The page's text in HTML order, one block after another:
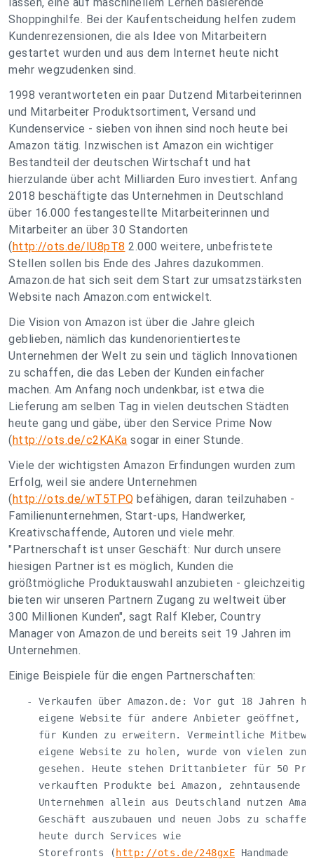
Shoppinghilfe. Bei der Kaufentscheidung helfen zudem
Kundenrezensionen, die als Idee von Mitarbeitern
gestartet wurden und aus dem Internet heute nicht
mehr wegzudenken sind.
1998 verantworteten ein paar Dutzend Mitarbeiterinnen
und Mitarbeiter Produktsortiment, Versand und
Kundenservice - sieben von ihnen sind noch heute bei
Amazon tätig. Inzwischen ist Amazon ein wichtiger
Bestandteil der deutschen Wirtschaft und hat
hierzulande über acht Milliarden Euro investiert. Anfang
2018 beschäftigte das Unternehmen in Deutschland
über 16.000 festangestellte Mitarbeiterinnen und
Mitarbeiter an über 30 Standorten
(http://ots.de/IU8pT8 2.000 weitere, unbefristete
Stellen sollen bis Ende des Jahres dazukommen.
Amazon.de hat sich seit dem Start zur umsatzstärksten
Website nach Amazon.com entwickelt.
Die Vision von Amazon ist über die Jahre gleich
geblieben, nämlich das kundenorientierteste
Unternehmen der Welt zu sein und täglich Innovationen
zu schaffen, die das Leben der Kunden einfacher
machen. Am Anfang noch undenkbar, ist etwa die
Lieferung am selben Tag in vielen deutschen Städten
heute gang und gäbe, über den Service Prime Now
(http://ots.de/c2KAKa sogar in einer Stunde.
Viele der wichtigsten Amazon Erfindungen wurden zum
Erfolg, weil sie andere Unternehmen
(http://ots.de/wT5TPQ befähigen, daran teilzuhaben -
Familienunternehmen, Start-ups, Handwerker,
Kreativschaffende, Autoren und viele mehr.
"Partnerschaft ist unser Geschäft: Nur durch unsere
hiesigen Partner ist es möglich, Kunden die
größtmögliche Produktauswahl anzubieten - gleichzeitig
bieten wir unseren Partnern Zugang zu weltweit über
300 Millionen Kunden", sagt Ralf Kleber, Country
Manager von Amazon.de und bereits seit 19 Jahren im
Unternehmen.
Einige Beispiele für die engen Partnerschaften:
- Verkaufen über Amazon.de: Vor gut 18 Jahren
eigene Website für andere Anbieter geöffnet,
für Kunden zu erweitern. Vermeintliche
eigene Website zu holen, wurde von vielen
gesehen. Heute stehen Drittanbieter für 50
verkauften Produkte bei Amazon, zehntausende
Unternehmen allein aus Deutschland nutzen
Geschäft auszubauen und neuen Jobs zu
     heute durch Services wie
     Storefronts (
http://ots.de/248gxE Handmade